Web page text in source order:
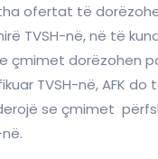
ofertat të
TVSH-në, në të
çmimet dorëzohen
TVSH-në, AFK do
se çmimet